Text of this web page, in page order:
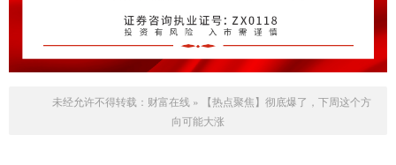
未经允许不得转载： 财富在线 »
【热点聚焦】彻底爆了，下周这个方
向可能大涨